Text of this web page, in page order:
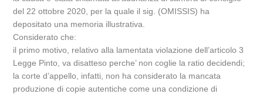
del 22 ottobre 2020, per la quale il sig. (OMISSIS) ha
depositato una memoria illustrativa.
Considerato che:
il primo motivo, relativo alla lamentata violazione dell’articolo 3
Legge Pinto, va disatteso perche’ non coglie la ratio decidendi;
la corte d’appello, infatti, non ha considerato la mancata
produzione di copie autentiche come una condizione di